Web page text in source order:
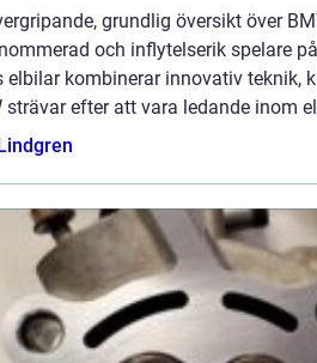
grundlig översikt över
och inflytelserik spelare
elbilar kombinerar innovativ teknik,
strävar efter att vara ledande inom